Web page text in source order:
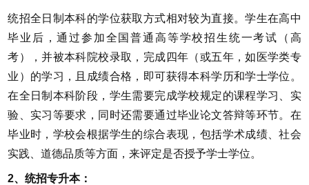
统招全日制本科的学位获取方式相对较为直接。学生在高中
毕业后，通过参加全国普通高等学校招生统一考试（高
考），并被本科院校录取，完成四年（或五年，如医学类专
业）的学习，且成绩合格，即可获得本科学历和学士学位。
在全日制本科阶段，学生需要完成学校规定的课程学习、实
验、实习等要求，同时还需要通过毕业论文答辩等环节。在
毕业时，学校会根据学生的综合表现，包括学术成绩、社会
实践、道德品质等方面，来评定是否授予学士学位。
2、统招专升本：